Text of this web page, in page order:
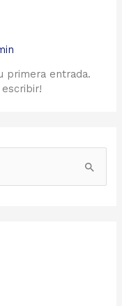
primera entrada.